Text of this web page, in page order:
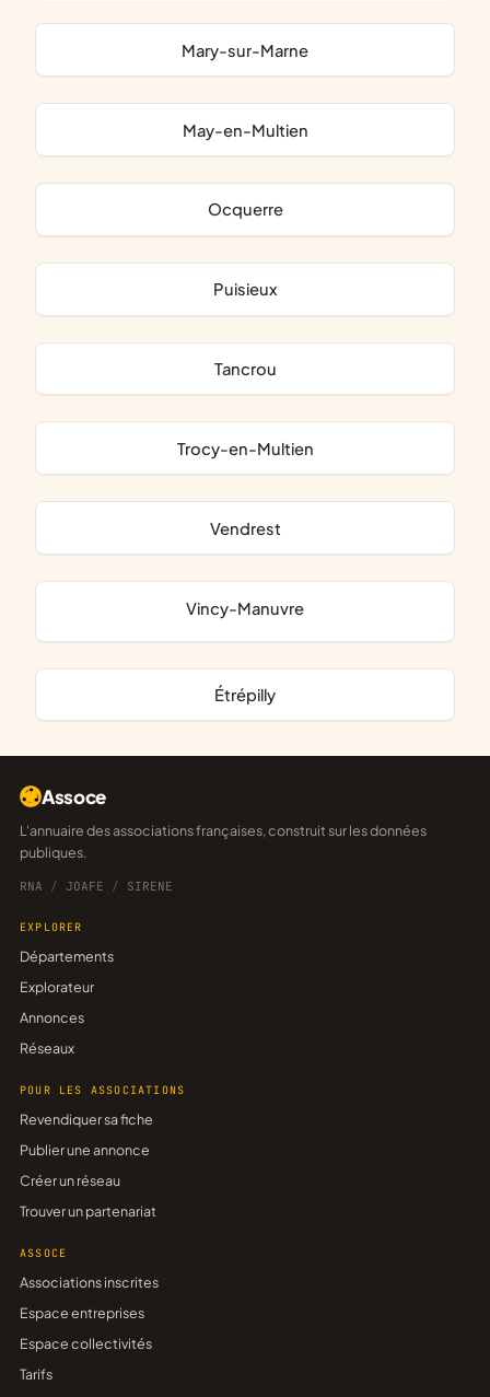
Mary-sur-Marne
May-en-Multien
Ocquerre
Puisieux
Tancrou
Trocy-en-Multien
Vendrest
Vincy-Manuvre
Étrépilly
Assoce
L'annuaire des associations françaises, construit sur les données
publiques.
RNA / JOAFE / SIRENE
EXPLORER
Départements
Explorateur
Annonces
Réseaux
POUR LES ASSOCIATIONS
Revendiquer sa fiche
Publier une annonce
Créer un réseau
Trouver un partenariat
ASSOCE
Associations inscrites
Espace entreprises
Espace collectivités
Tarifs